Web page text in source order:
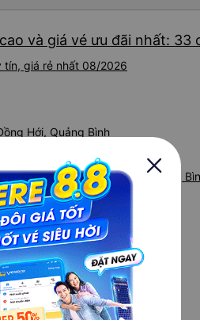
và giá vé ưu đãi nhất: 33
tín, giá rẻ nhất 08/2026
Hới, Quảng Bình
Ba Đồn (Văn Phòng Quảng